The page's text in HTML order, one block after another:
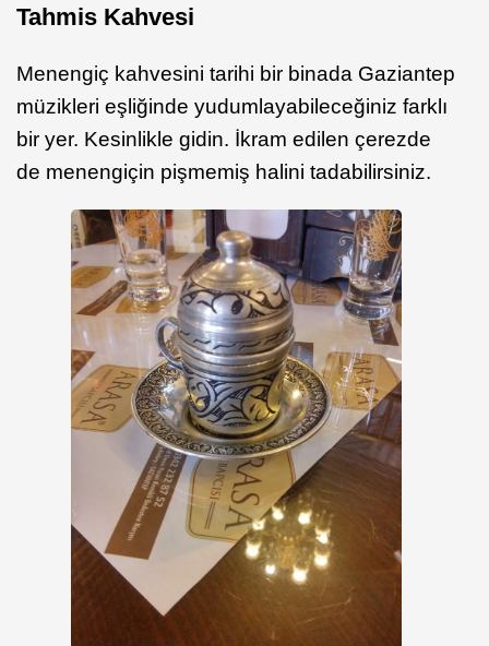
Tahmis Kahvesi
Menengiç kahvesini tarihi bir binada Gaziantep
müzikleri eşliğinde yudumlayabileceğiniz farklı
bir yer. Kesinlikle gidin. İkram edilen çerezde
de menengiçin pişmemiş halini tadabilirsiniz.